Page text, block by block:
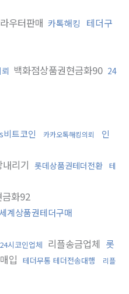
우터판매 카톡해킹
테더구
백화점상품권현금화90 24
비트코인 카카오톡해킹의뢰
인
리기 롯데상품권테더전환 테
금화92
계상품권테더구매
24시코인업체 리플송금업체 롯
입 테더무통 테더전송대행
리플